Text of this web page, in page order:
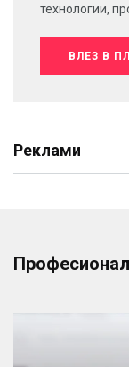
технологии,
ВЛЕЗ В
Реклами